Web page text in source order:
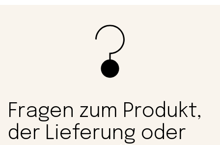
Fragen zum Produkt,
der Lieferung oder